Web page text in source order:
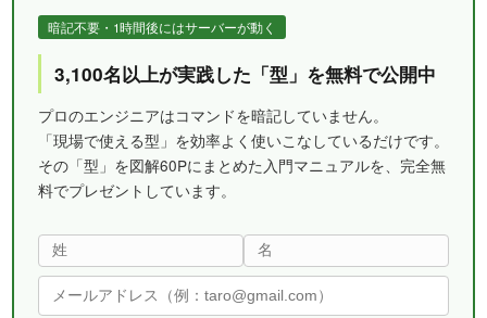
暗記不要・1時間後にはサーバーが動く
3,100名以上が実践した「型」を無料で公開中
プロのエンジニアはコマンドを暗記していません。
「現場で使える型」を効率よく使いこなしているだけです。
その「型」を図解60Pにまとめた入門マニュアルを、完全無
料でプレゼントしています。